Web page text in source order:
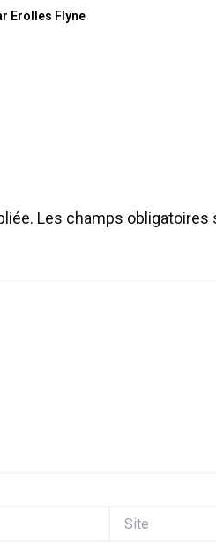
Erolles Flyne
Les champs obligatoires